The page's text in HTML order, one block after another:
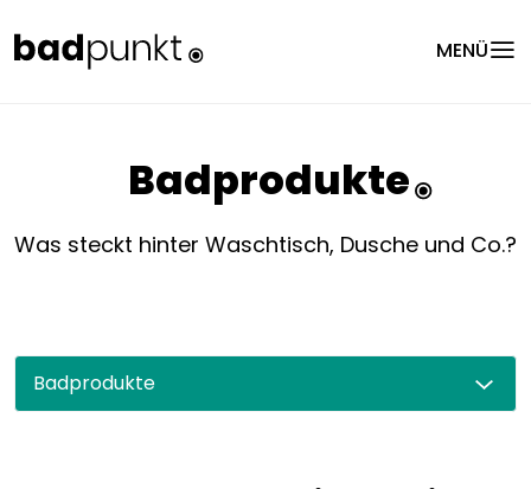
MENÜmenu
Badprodukte
Was steckt hinter Waschtisch, Dusche und Co.?
Badprodukte